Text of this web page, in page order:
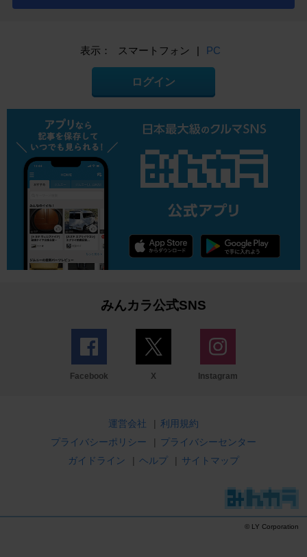
表示： スマートフォン | PC
ログイン
みんカラ公式SNS
Facebook X Instagram
運営会社 | 利用規約
プライバシーポリシー
| プライバシーセンター
ガイドライン
| ヘルプ | サイトマップ
© LY Corporation